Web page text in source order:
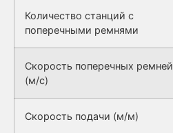
Количество станций с
поперечными ремнями
Скорость поперечных ремней
(м/с)
Скорость подачи (м/м)